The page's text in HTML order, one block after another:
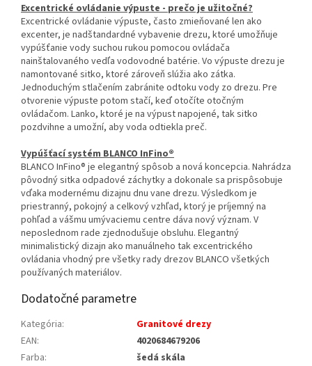
Excentrické ovládanie výpuste - prečo je užitočné?
Excentrické ovládanie výpuste, často zmieňované len ako
excenter, je nadštandardné vybavenie drezu, ktoré umožňuje
vypúšťanie vody suchou rukou pomocou ovládača
nainštalovaného vedľa vodovodné batérie. Vo výpuste drezu je
namontované sitko, ktoré zároveň slúžia ako zátka.
Jednoduchým stlačením zabránite odtoku vody zo drezu. Pre
otvorenie výpuste potom stačí, keď otočíte otočným
ovládačom. Lanko, ktoré je na výpust napojené, tak sitko
pozdvihne a umožní, aby voda odtiekla preč.
Vypúšťací systém BLANCO InFino®
BLANCO InFino® je elegantný spôsob a nová koncepcia. Nahrádza
pôvodný sitka odpadové záchytky a dokonale sa prispôsobuje
vďaka modernému dizajnu dnu vane drezu. Výsledkom je
priestranný, pokojný a celkový vzhľad, ktorý je príjemný na
pohľad a vášmu umývaciemu centre dáva nový význam. V
neposlednom rade zjednodušuje obsluhu. Elegantný
minimalistický dizajn ako manuálneho tak excentrického
ovládania vhodný pre všetky rady drezov BLANCO všetkých
používaných materiálov.
Dodatočné parametre
Kategória:
Granitové drezy
EAN:
4020684679206
Farba:
šedá skála